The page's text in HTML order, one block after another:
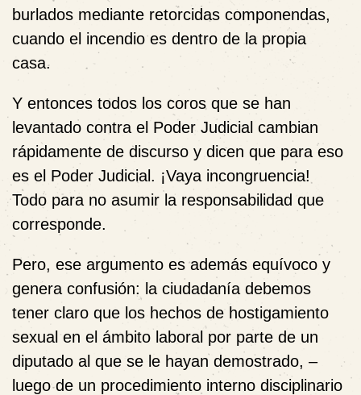
burlados mediante retorcidas componendas,
cuando el incendio es dentro de la propia
casa.
Y entonces todos los coros que se han
levantado contra el Poder Judicial cambian
rápidamente de discurso y dicen que para eso
es el Poder Judicial. ¡Vaya incongruencia!
Todo para no asumir la responsabilidad que
corresponde.
Pero, ese argumento es además equívoco y
genera confusión: la ciudadanía debemos
tener claro que los hechos de hostigamiento
sexual en el ámbito laboral por parte de un
diputado al que se le hayan demostrado, –
luego de un procedimiento interno disciplinario